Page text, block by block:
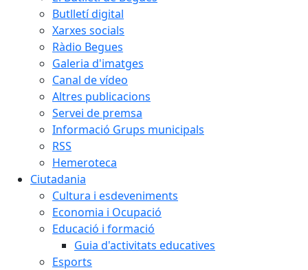
Butlletí digital
Xarxes socials
Ràdio Begues
Galeria d'imatges
Canal de vídeo
Altres publicacions
Servei de premsa
Informació Grups municipals
RSS
Hemeroteca
Ciutadania
Cultura i esdeveniments
Economia i Ocupació
Educació i formació
Guia d'activitats educatives
Esports